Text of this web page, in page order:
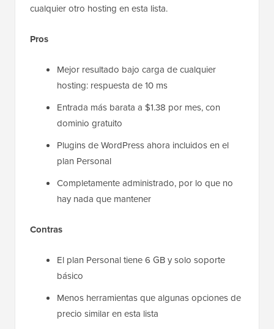
cualquier otro hosting en esta lista.
Pros
Mejor resultado bajo carga de cualquier
hosting: respuesta de 10 ms
Entrada más barata a $1.38 por mes, con
dominio gratuito
Plugins de WordPress ahora incluidos en el
plan Personal
Completamente administrado, por lo que no
hay nada que mantener
Contras
El plan Personal tiene 6 GB y solo soporte
básico
Menos herramientas que algunas opciones de
precio similar en esta lista